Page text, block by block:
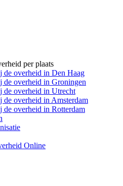
per plaats
de overheid in Den Haag
de overheid in Groningen
de overheid in Utrecht
de overheid in Amsterdam
de overheid in Rotterdam
Online